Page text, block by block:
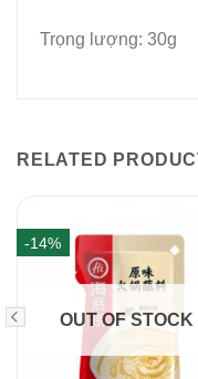
Trọng lượng: 30g
RELATED
-14%
OUT OF STOCK